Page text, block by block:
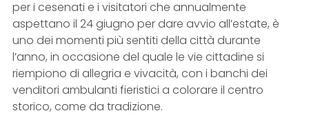
per i cesenati e i visitatori che annualmente
aspettano il 24 giugno per dare avvio all’estate, è
uno dei momenti più sentiti della città durante
l’anno, in occasione del quale le vie cittadine si
riempiono di allegria e vivacità, con i banchi dei
venditori ambulanti fieristici a colorare il centro
storico, come da tradizione.